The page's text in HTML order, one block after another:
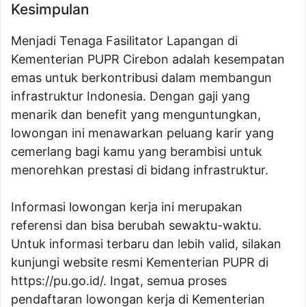
Kesimpulan
Menjadi Tenaga Fasilitator Lapangan di
Kementerian PUPR Cirebon adalah kesempatan
emas untuk berkontribusi dalam membangun
infrastruktur Indonesia. Dengan gaji yang
menarik dan benefit yang menguntungkan,
lowongan ini menawarkan peluang karir yang
cemerlang bagi kamu yang berambisi untuk
menorehkan prestasi di bidang infrastruktur.
Informasi lowongan kerja ini merupakan
referensi dan bisa berubah sewaktu-waktu.
Untuk informasi terbaru dan lebih valid, silakan
kunjungi website resmi Kementerian PUPR di
https://pu.go.id/. Ingat, semua proses
pendaftaran lowongan kerja di Kementerian